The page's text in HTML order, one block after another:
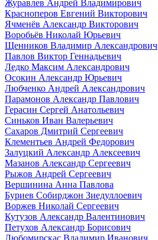
Журавлев Андрей Владимирович
Красноперов Евгений Викторович
Ячменёв Александр Викторович
Воробьёв Николай Юрьевич
Щенников Владимир Александрович
Павлов Виктор Геннадьевич
Ледко Максим Александрович
Осокин Александр Юрьевич
Любченко Андрей Александрович
Парамонов Александр Павлович
Герасин Сергей Анатольевич
Синьков Иван Валерьевич
Сахаров Дмитрий Сергеевич
Клементьев Андрей Федорович
Залуцкий Александр Алексеевич
Мазанов Александр Сергеевич
Рыжов Андрей Сергеевич
Вершинина Анна Павлова
Буриев Собирджон Зиедуллоевич
Воржев Николай Сергеевич
Кутузов Александр Валентинович
Петухов Александр Борисович
Любомирскас Владимир Иванович